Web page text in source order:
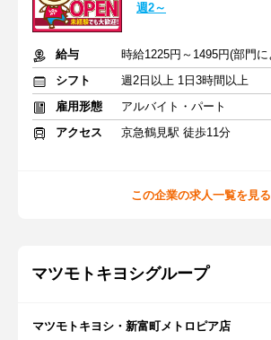
週2～
給与
シフト
週2日以上 1日3時間以上
雇用形態
アルバイト・パート
アクセス
京急鶴見駅 徒歩11分
この企業の求人一覧を見る
マツモトキヨシグループ
マツモトキヨシ・新富町メトロピア店